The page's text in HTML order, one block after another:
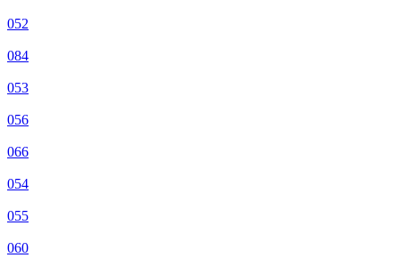
052
084
053
056
066
054
055
060